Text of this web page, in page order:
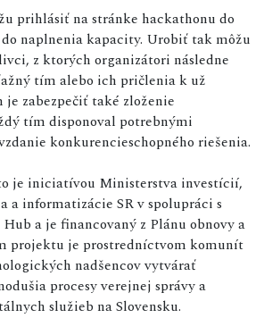
prihlásiť na stránke hackathonu do
do naplnenia kapacity. Urobiť tak môžu
z ktorých organizátori následne
tím alebo ich pričlenia k už
zabezpečiť také zloženie
tím disponoval potrebnými
konkurencieschopného riešenia.
je iniciatívou Ministerstva investícií,
a informatizácie SR v spolupráci s
a je financovaný z Plánu obnovy a
projektu je prostredníctvom komunít
nadšencov vytvárať
procesy verejnej správy a
služieb na Slovensku.